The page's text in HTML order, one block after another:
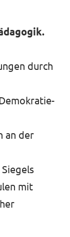
durch
an der
mit